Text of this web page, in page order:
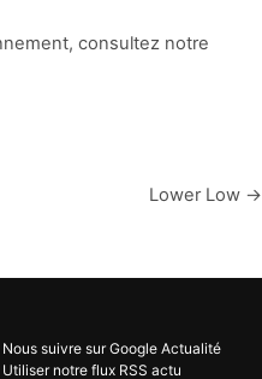
consultez notre
Lower Low →
suivre sur Google Actualité
Utiliser notre flux RSS actu